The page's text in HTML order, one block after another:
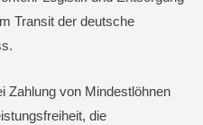
Transit der deutsche
Zahlung von Mindestlöhnen
die